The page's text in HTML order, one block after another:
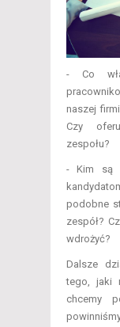
- Co
naszej
Czy
zespołu?
- Kim są
podobne
zespół?
wdrożyć?
Dalsze
tego, jaki
chcemy